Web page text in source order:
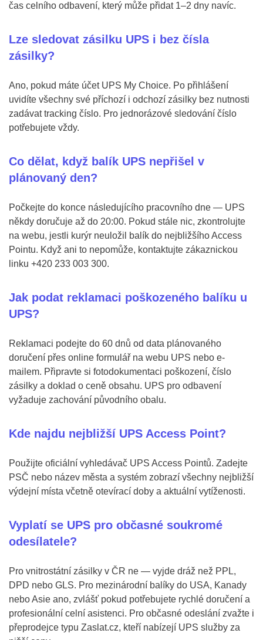
čas celního odbavení, který může přidat 1–2 dny navíc.
Lze sledovat zásilku UPS i bez čísla
zásilky?
Ano, pokud máte účet UPS My Choice. Po přihlášení
uvidíte všechny své příchozí i odchozí zásilky bez nutnosti
zadávat tracking číslo. Pro jednorázové sledování číslo
potřebujete vždy.
Co dělat, když balík UPS nepřišel v
plánovaný den?
Počkejte do konce následujícího pracovního dne — UPS
někdy doručuje až do 20:00. Pokud stále nic, zkontrolujte
na webu, jestli kurýr neuložil balík do nejbližšího Access
Pointu. Když ani to nepomůže, kontaktujte zákaznickou
linku +420 233 003 300.
Jak podat reklamaci poškozeného balíku u
UPS?
Reklamaci podejte do 60 dnů od data plánovaného
doručení přes online formulář na webu UPS nebo e-
mailem. Připravte si fotodokumentaci poškození, číslo
zásilky a doklad o ceně obsahu. UPS pro odbavení
vyžaduje zachování původního obalu.
Kde najdu nejbližší UPS Access Point?
Použijte oficiální vyhledávač UPS Access Pointů. Zadejte
PSČ nebo název města a systém zobrazí všechny nejbližší
výdejní místa včetně otevírací doby a aktuální vytíženosti.
Vyplatí se UPS pro občasné soukromé
odesílatele?
Pro vnitrostátní zásilky v ČR ne — vyjde dráž než PPL,
DPD nebo GLS. Pro mezinárodní balíky do USA, Kanady
nebo Asie ano, zvlášť pokud potřebujete rychlé doručení a
profesionální celní asistenci. Pro občasné odeslání zvažte i
přeprodejce typu Zaslat.cz, kteří nabízejí UPS služby za